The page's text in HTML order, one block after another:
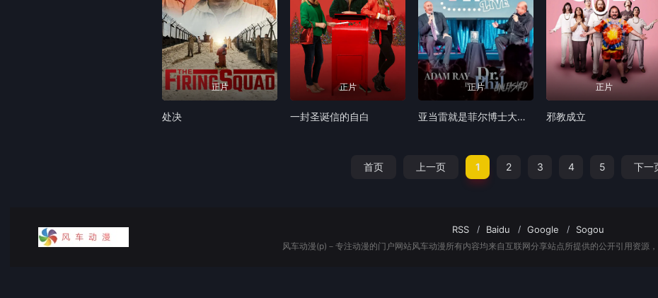
正片
处决
正片
一封圣诞信的自白
正片
亚当雷就是菲尔博士大解放
正片
邪教成立
首页 上一页 1 2 3 4 5 下一
RSS Baidu Google Sogou
风车动漫(p)－专注动漫的门户网站风车动漫所有内容均来自互联网分享站点所提供的公开引用资源